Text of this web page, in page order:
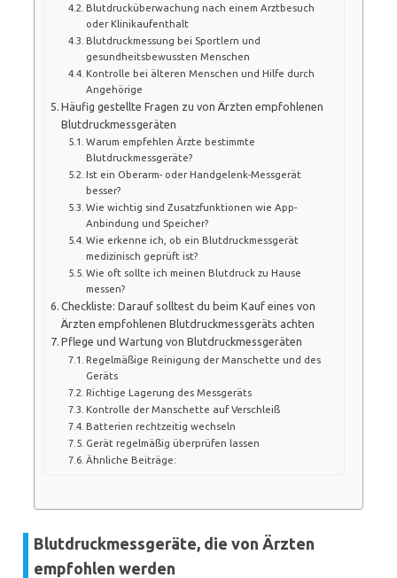
Blutdrucküberwachung nach einem Arztbesuch
oder Klinikaufenthalt
Blutdruckmessung bei Sportlern und
gesundheitsbewussten Menschen
Kontrolle bei älteren Menschen und Hilfe durch
Angehörige
Häufig gestellte Fragen zu von Ärzten empfohlenen
Blutdruckmessgeräten
Warum empfehlen Ärzte bestimmte
Blutdruckmessgeräte?
Ist ein Oberarm- oder Handgelenk-Messgerät
besser?
Wie wichtig sind Zusatzfunktionen wie App-
Anbindung und Speicher?
Wie erkenne ich, ob ein Blutdruckmessgerät
medizinisch geprüft ist?
Wie oft sollte ich meinen Blutdruck zu Hause
messen?
Checkliste: Darauf solltest du beim Kauf eines von
Ärzten empfohlenen Blutdruckmessgeräts achten
Pflege und Wartung von Blutdruckmessgeräten
Regelmäßige Reinigung der Manschette und des
Geräts
Richtige Lagerung des Messgeräts
Kontrolle der Manschette auf Verschleiß
Batterien rechtzeitig wechseln
Gerät regelmäßig überprüfen lassen
Ähnliche Beiträge:
Blutdruckmessgeräte, die von Ärzten
empfohlen werden